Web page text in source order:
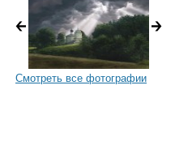
Смотреть все фотографии